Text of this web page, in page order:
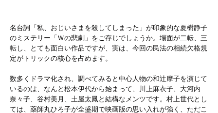
名台詞「私、おじいさまを殺してしまった」が印象的な夏樹静子
のミステリー「Ｗの悲劇」をご存じでしょうか。場面が二転、三
転し、とても面白い作品ですが、実は、今回の民法の相続欠格規
定がトリックの核心を占めます。
数多くドラマ化され、調べてみると中心人物の和辻摩子を演じて
いるのは、なんと松本伊代から始まって、川上麻衣子、大河内
奈々子、谷村美月、土屋太鳳と結構なメンツです。村上世代とし
ては、薬師丸ひろ子が全盛期で映画版の思い入れが強く、ただこ